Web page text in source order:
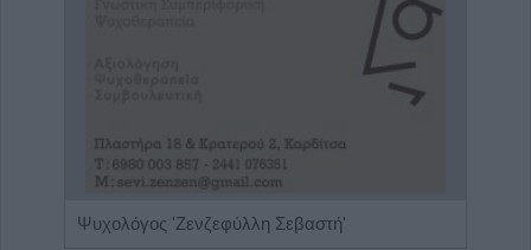
Ψυχολόγος 'Ζενζεφύλλη Σεβαστή'